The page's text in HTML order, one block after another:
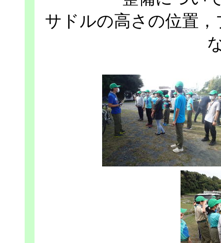
サドルの高さの位置